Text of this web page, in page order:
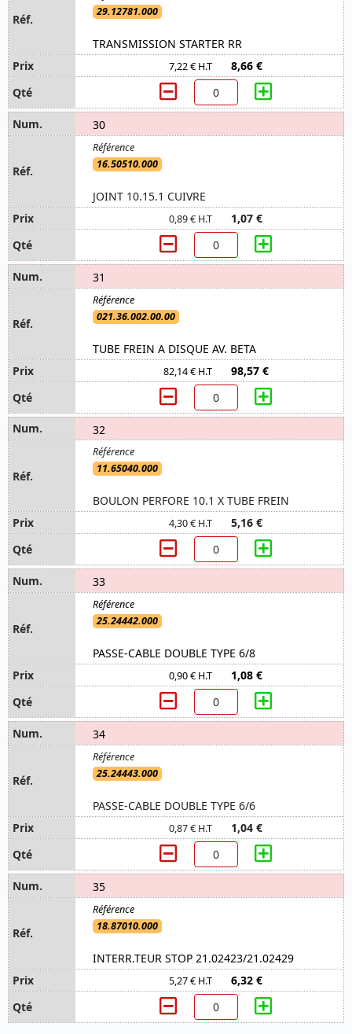
29.12781.000
TRANSMISSION STARTER RR
7,22 € H.T 8,66 €
30
16.50510.000
JOINT 10.15.1 CUIVRE
0,89 € H.T 1,07 €
31
021.36.002.00.00
TUBE FREIN A DISQUE AV. BETA
82,14 € H.T 98,57 €
32
11.65040.000
BOULON PERFORE 10.1 X TUBE FREIN
4,30 € H.T 5,16 €
33
25.24442.000
PASSE-CABLE DOUBLE TYPE 6/8
0,90 € H.T 1,08 €
34
25.24443.000
PASSE-CABLE DOUBLE TYPE 6/6
0,87 € H.T 1,04 €
35
18.87010.000
INTERR.TEUR STOP 21.02423/21.02429
5,27 € H.T 6,32 €